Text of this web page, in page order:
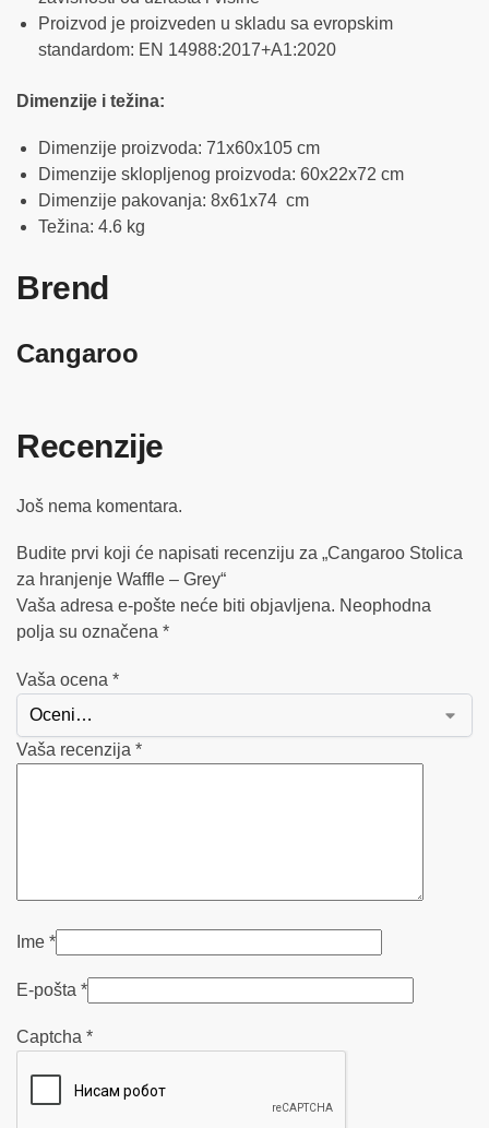
Proizvod je proizveden u skladu sa evropskim
standardom: EN 14988:2017+A1:2020
Dimenzije i težina:
Dimenzije proizvoda: 71x60x105 cm
Dimenzije sklopljenog proizvoda: 60x22x72 cm
Dimenzije pakovanja: 8x61x74 cm
Težina: 4.6 kg
Brend
Cangaroo
Recenzije
Još nema komentara.
Budite prvi koji će napisati recenziju za „Cangaroo Stolica
za hranjenje Waffle – Grey“
Vaša adresa e-pošte neće biti objavljena. Neophodna
polja su označena *
Vaša ocena *
Vaša recenzija *
Ime *
E-pošta *
Captcha *